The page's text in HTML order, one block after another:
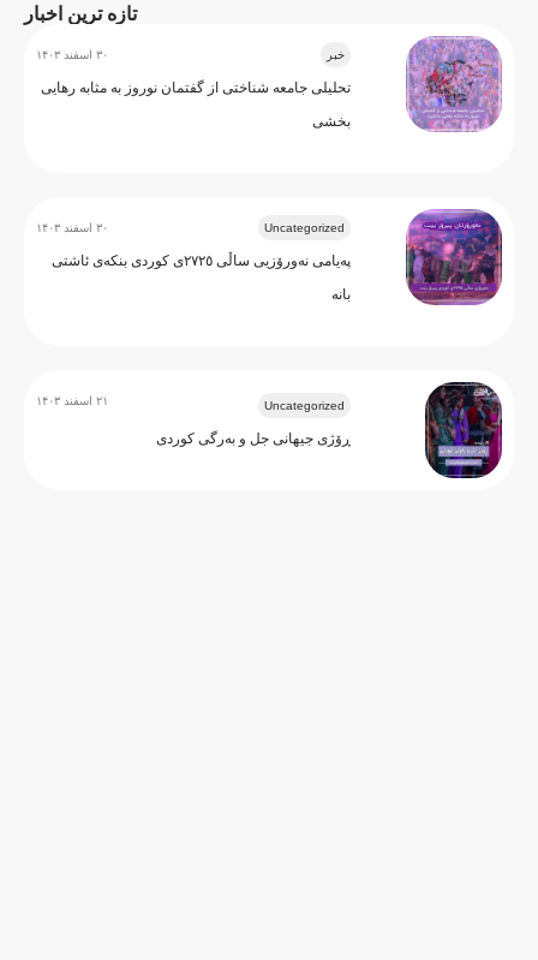
تازه ترین اخبار
خبر
تحلیلی جامعه شناختی از گفتمان نوروز به مثابه رهایی
بخشی
۳۰ اسفند ۱۴۰۳
Uncategorized
پەیامی نەورۆزیی ساڵی ۲۷۲٥ی کوردی بنکەی ئاشتی
بانە
۳۰ اسفند ۱۴۰۳
Uncategorized
ڕۆژی جیهانی جل و بەرگی کوردی
۲۱ اسفند ۱۴۰۳